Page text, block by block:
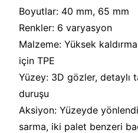
Boyutlar: 40 mm, 65 mm
Renkler: 6 varyasyon
Malzeme: Yüksek
için TPE
Yüzey: 3D gözler, detaylı
duruşu
Aksiyon: Yüzeyde
sarma, iki palet benzeri